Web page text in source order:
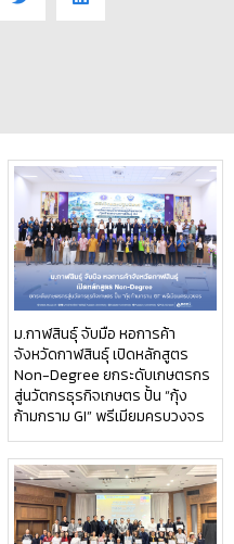
ม.กาฬสินธุ์ จับมือ หอการค้า
จังหวัดกาฬสินธุ์ เปิดหลักสูตร
Non-Degree ยกระดับเกษตรกร
สู่นวัตกรธุรกิจเกษตร ปั้น “กุ้ง
ก้ามกราม GI” พรีเมียมครบวงจร